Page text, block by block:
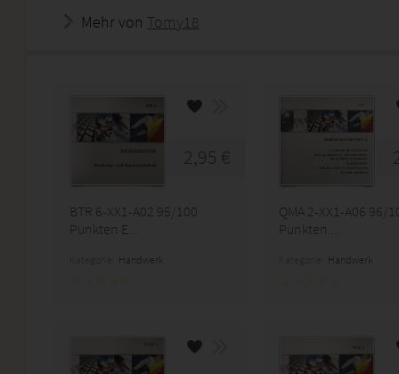
Mehr von Tomy18
2,95 €
BTR 6-XX1-A02 95/100
Punkten E...
Handwerk
QMA 2-XX1-A06 96/
Punkten ...
Handwerk